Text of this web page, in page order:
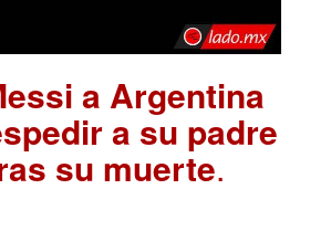
a Argentina
a su padre
su muerte.